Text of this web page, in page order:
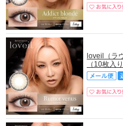
loveil（ラ
（10枚入り